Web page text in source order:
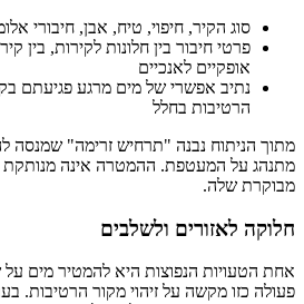
סוג הקיר, חיפוי, טיח, אבן, חיבורי
פרטי חיבור בין חלונות לקירות, בין
אופקיים לאנכיים
נתיב אפשרי של מים מרגע פגיעתם
הרטיבות בחלל
מתוך הניתוח נבנה "תרחיש זרימה" שמנסה
מתנהג על המעטפת. ההמטרה אינה מנותקת
מבוקרת שלה.
חלוקה לאזורים ולשלבים
אחת הטעויות הנפוצות היא להמטיר מים
פעולה כזו מקשה על זיהוי מקור הרטיבות.